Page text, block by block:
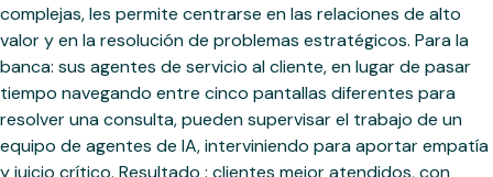
complejas, les permite centrarse en las relaciones de alto
valor y en la resolución de problemas estratégicos. Para la
banca: sus agentes de servicio al cliente, en lugar de pasar
tiempo navegando entre cinco pantallas diferentes para
resolver una consulta, pueden supervisar el trabajo de un
equipo de agentes de IA, interviniendo para aportar empatía
y juicio crítico. Resultado : clientes mejor atendidos, con